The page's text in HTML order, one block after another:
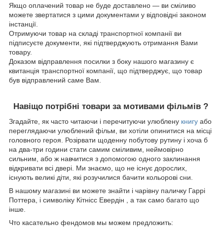
Якщо оплачений товар не буде доставлено ― ви сміливо
можете звертатися з цими документами у відповідні законом
інстанції.
Отримуючи товар на складі транспортної компанії ви
підписуєте документи, які підтверджують отримання Вами
товару.
Доказом відправлення посилки з боку нашого магазину є
квитанція транспортної компанії, що підтверджує, що товар
був відправлений саме Вам.
Навіщо потрібні товари за мотивами фільмів ?
Згадайте, як часто читаючи і перечитуючи улюблену книгу або
переглядаючи улюблений фільм, ви хотіли опинитися на місці
головного героя. Розірвати щоденну побутову рутину і хоча б
на два-три години стати самим сміливим, неймовірно
сильним, або ж навчитися з допомогою одного заклинання
відкривати всі двері. Ми знаємо, що не існує дорослих,
існують великі діти, які розучилися бачити кольорові сни.
В нашому магазині ви можете знайти і чарівну паличку Гаррі
Поттера, і символіку Кітнісс Евердін , а так само багато що
інше.
Что касательно фендомов мы можем предложить: